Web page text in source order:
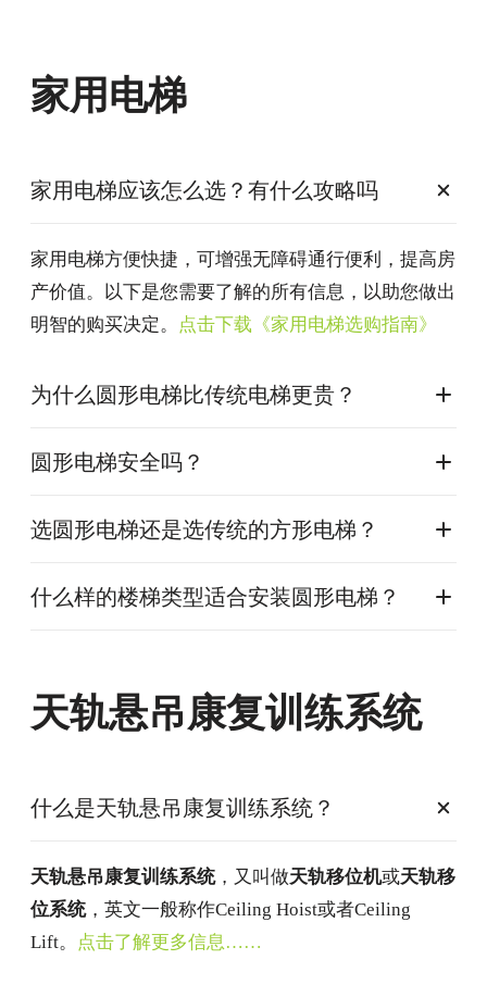
家用电梯
家用电梯应该怎么选？有什么攻略吗
家用电梯方便快捷，可增强无障碍通行便利，提高房
产价值。以下是您需要了解的所有信息，以助您做出
明智的购买决定。
点击下载《家用电梯选购指南》
为什么圆形电梯比传统电梯更贵？
圆形电梯安全吗？
选圆形电梯还是选传统的方形电梯？
什么样的楼梯类型适合安装圆形电梯？
天轨悬吊康复训练系统
什么是天轨悬吊康复训练系统？
天轨悬吊康复训练系统，又叫做天轨移位机或天轨移
位系统，英文一般称作Ceiling Hoist或者Ceiling
Lift。
点击了解更多信息……